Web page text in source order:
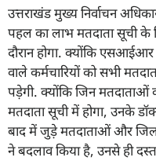
उत्तराखंड मुख्य निर्वाचन
पहल का लाभ मतदाता सूची
दौरान होगा. क्योंकि
वाले कर्मचारियों को सभी
पड़ेगी. क्योंकि जिन
मतदाता सूची में होगा, उनके
बाद में जुड़े मतदाताओं और
ने बदलाव किया है, उनसे ही